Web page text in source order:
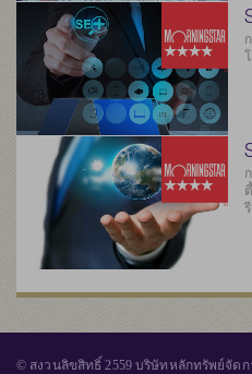
© สงวนลิขสิทธิ์ 2559 บริษัทหลักทรัพย์จัด